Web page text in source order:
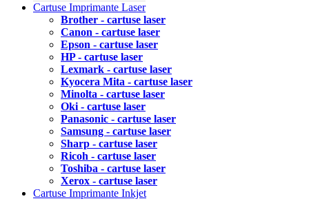
Cartuse Imprimante Laser
Brother - cartuse laser
Canon - cartuse laser
Epson - cartuse laser
HP - cartuse laser
Lexmark - cartuse laser
Kyocera Mita - cartuse laser
Minolta - cartuse laser
Oki - cartuse laser
Panasonic - cartuse laser
Samsung - cartuse laser
Sharp - cartuse laser
Ricoh - cartuse laser
Toshiba - cartuse laser
Xerox - cartuse laser
Cartuse Imprimante Inkjet